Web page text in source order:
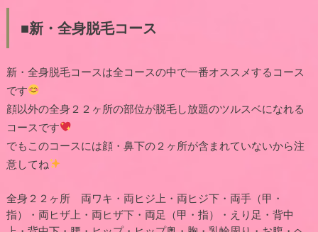
■新・全身脱毛コース
新・全身脱毛コースは全コースの中で一番オススメするコース
です
顔以外の全身２２ヶ所の部位が脱毛し放題のツルスベになれる
コースです
でもこのコースには顔・鼻下の２ヶ所が含まれていないから注
意してね
全身２２ヶ所 両ワキ・両ヒジ上・両ヒジ下・両手（甲・
指）・両ヒザ上・両ヒザ下・両足（甲・指）・えり足・背中